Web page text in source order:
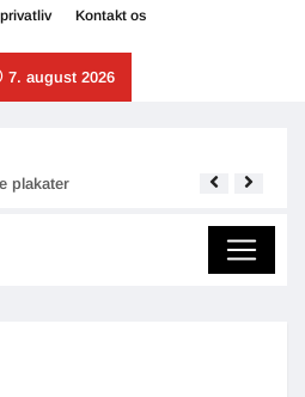
Kontakt os
7. august 2026
plakater